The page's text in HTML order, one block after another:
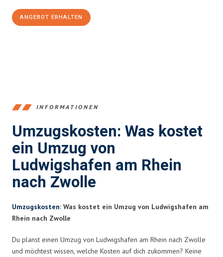
ANGEBOT ERHALTEN
INFORMATIONEN
Umzugskosten: Was kostet
ein Umzug von
Ludwigshafen am Rhein
nach Zwolle
Umzugskosten: Was kostet ein Umzug von Ludwigshafen am
Rhein nach Zwolle
Du planst einen Umzug von Ludwigshafen am Rhein nach Zwolle
und möchtest wissen, welche Kosten auf dich zukommen? Keine